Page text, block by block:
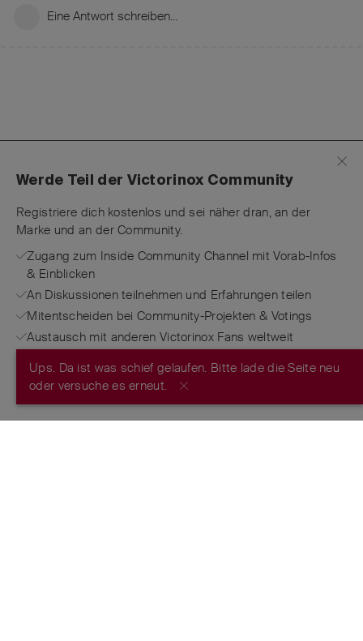
Eine Antwort schreiben…
Ups. Da ist was schief gelaufen. Bitte lade die Seite neu
oder versuche es erneut.
Werde Teil der Victorinox Community
Registriere dich kostenlos und sei näher dran, an der
Marke und an der Community.
Zugang zum Inside Community Channel mit Vorab-Infos
& Einblicken
An Diskussionen teilnehmen und Erfahrungen teilen
Mitentscheiden bei Community-Projekten & Votings
Austausch mit anderen Victorinox Fans weltweit
JETZT REGISTRIEREN